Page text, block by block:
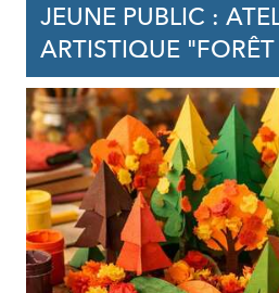
JEUNE PUBLIC :
ARTISTIQUE